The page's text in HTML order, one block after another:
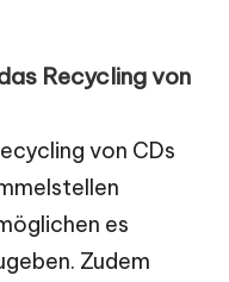
Recycling von
von CDs
es
Zudem